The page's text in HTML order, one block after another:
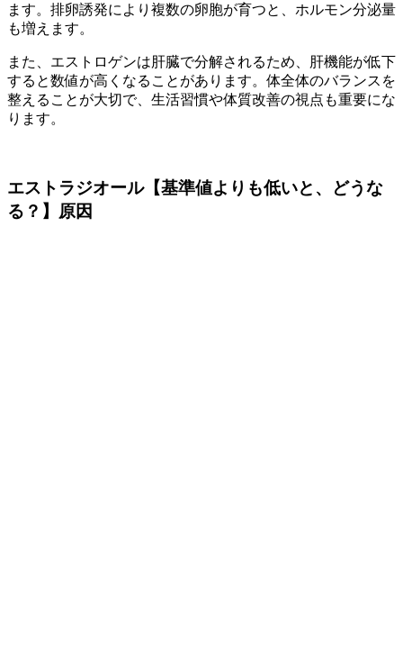
ます。排卵誘発により複数の卵胞が育つと、ホルモン分泌量
も増えます。
また、エストロゲンは肝臓で分解されるため、肝機能が低下
すると数値が高くなることがあります。体全体のバランスを
整えることが大切で、生活習慣や体質改善の視点も重要にな
ります。
エストラジオール【基準値よりも低いと、どうな
る？】原因